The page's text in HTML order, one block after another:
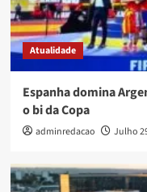
Atualidade
Espanha domina
o bi da Copa
adminredacao Julho